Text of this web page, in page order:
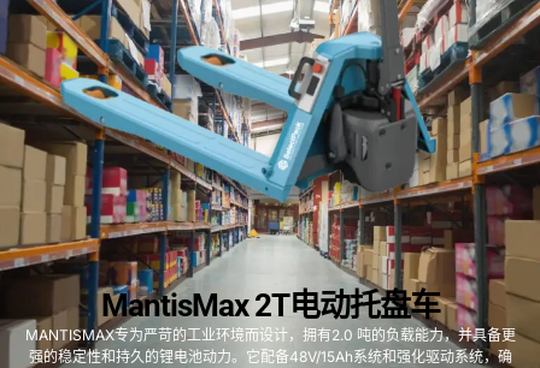
MantisMax 2T电动托盘车
MANTISMAX专为严苛的工业环境而设计，拥有2.0 吨的负载能力，并具备更
强的稳定性和持久的锂电池动力。它配备48V/15Ah系统和强化驱动系统，确